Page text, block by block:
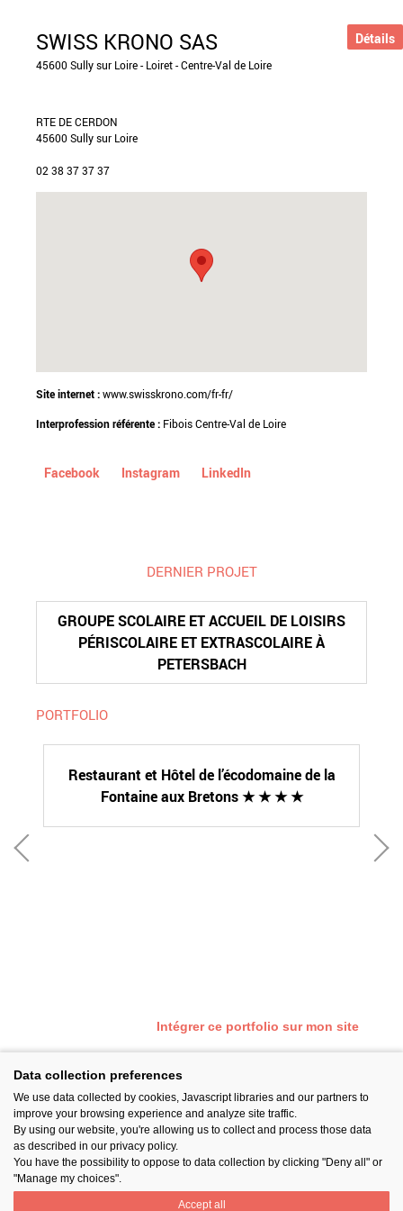
SWISS KRONO SAS
45600 Sully sur Loire - Loiret - Centre-Val de Loire
RTE DE CERDON
45600 Sully sur Loire
02 38 37 37 37
Site internet :www.swisskrono.com/fr-fr/
Interprofession référente : Fibois Centre-Val de Loire
Facebook Instagram LinkedIn
DERNIER PROJET
GROUPE SCOLAIRE ET ACCUEIL DE LOISIRS
PÉRISCOLAIRE ET EXTRASCOLAIRE À
PETERSBACH
Détails
PORTFOLIO
Restaurant et Hôtel de l’écodomaine de la
Fontaine aux Bretons ★ ★ ★ ★
Intégrer ce portfolio sur mon site
SUIVEZ-NOUS
PARTAGER
Data collection preferences
We use data collected by cookies, Javascript libraries and our partners to
improve your browsing experience and analyze site traffic.
By using our website, you're allowing us to collect and process those data
as described in our privacy policy.
You have the possibility to oppose to data collection by clicking "Deny all" or
"Manage my choices".
Accept all